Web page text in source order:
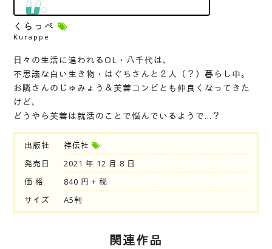
くらっぺ
Kurappe
日々の生活に追われるOL・八千代は、
不思議な白い生き物・はぐちさんと２人（？）暮らし中。
お隣さんのじゅみょう＆芙蓉コンビとも仲良くなってきた
けど、
どうやら芙蓉は就活のことで悩んでいるようで…？
出版社
祥伝社
発売日
2021 年 12 月 8 日
価 格
840 円 + 税
サイズ
A5判
関連作品